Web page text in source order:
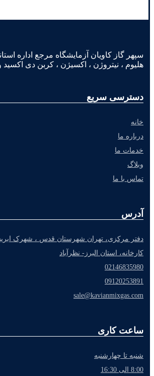
هلیوم ، نیتروژن ، اکسیژن ، کربن دی اکسید
دسترسی سریع
خانه
درباره ما
خدمات ما
وبلاگ
تماس با ما
آدرس
دفتر مرکزی، تهران شهرستان قدس ، شهرک
کارخانه، استان البرز- نظرآباد
02146835980
09120253891
sale@kavianmixgas.com
ساعت کاری
شنبه تا چهارشنبه
8:00 الی 16:30